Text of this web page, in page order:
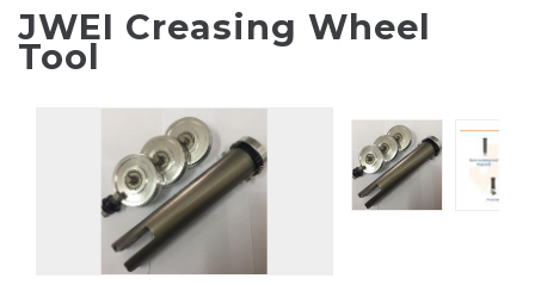
JWEI Creasing Wheel
Tool